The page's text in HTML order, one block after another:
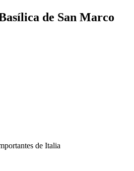
de San Marco
de Italia